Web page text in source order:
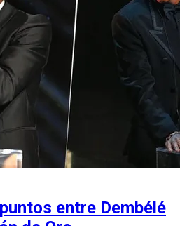
entre Dembélé